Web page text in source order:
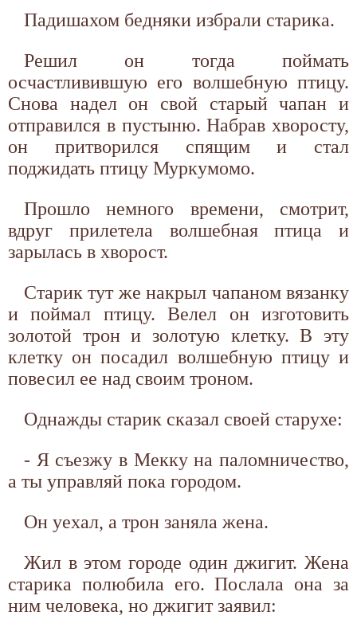
Падишахом бедняки избрали старика.
Решил он тогда поймать
осчастливившую его волшебную птицу.
Снова надел он свой старый чапан и
отправился в пустыню. Набрав хворосту,
он притворился спящим и стал
поджидать птицу Муркумомо.
Прошло немного времени, смотрит,
вдруг прилетела волшебная птица и
зарылась в хворост.
Старик тут же накрыл чапаном вязанку
и поймал птицу. Велел он изготовить
золотой трон и золотую клетку. В эту
клетку он посадил волшебную птицу и
повесил ее над своим троном.
Однажды старик сказал своей старухе:
- Я съезжу в Мекку на паломничество,
а ты управляй пока городом.
Он уехал, а трон заняла жена.
Жил в этом городе один джигит. Жена
старика полюбила его. Послала она за
ним человека, но джигит заявил: